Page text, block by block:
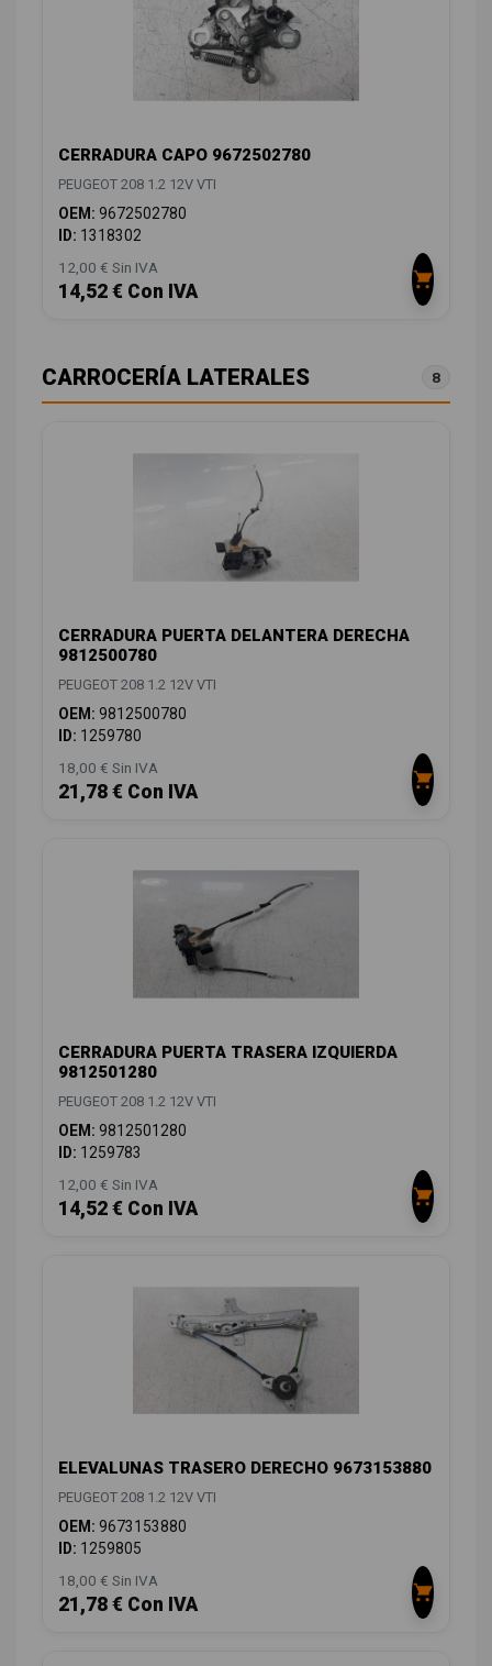
CERRADURA CAPO 9672502780
PEUGEOT 208 1.2 12V VTI
OEM: 9672502780
ID: 1318302
12,00 € Sin IVA
14,52 € Con IVA
CARROCERÍA LATERALES 8
CERRADURA PUERTA DELANTERA DERECHA
9812500780
PEUGEOT 208 1.2 12V VTI
OEM: 9812500780
ID: 1259780
18,00 € Sin IVA
21,78 € Con IVA
CERRADURA PUERTA TRASERA IZQUIERDA
9812501280
PEUGEOT 208 1.2 12V VTI
OEM: 9812501280
ID: 1259783
12,00 € Sin IVA
14,52 € Con IVA
ELEVALUNAS TRASERO DERECHO 9673153880
PEUGEOT 208 1.2 12V VTI
OEM: 9673153880
ID: 1259805
18,00 € Sin IVA
21,78 € Con IVA